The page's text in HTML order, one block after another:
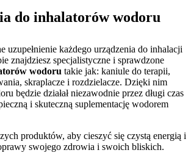
do inhalatorów wodoru
uzupełnienie każdego urządzenia do inhalacji
znajdziesz specjalistyczne i sprawdzone
wodoru takie jak: kaniule do terapii,
skraplacze i rozdzielacze. Dzięki nim
będzie działał niezawodnie przez długi czas
i skuteczną suplementację wodorem
produktów, aby cieszyć się czystą energią i
swojego zdrowia i swoich bliskich.